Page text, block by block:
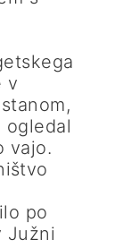
v
ogledal
vajo.
po
Južni